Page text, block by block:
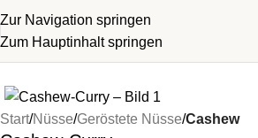
Zur Navigation springen
Zum Hauptinhalt springen
Start Nüsse Geröstete Nüsse Cashew